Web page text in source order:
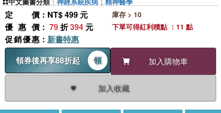
定價 ：NT$ 499 元
優惠價 ： 79折394 元
促銷優惠 ： 新書特惠
領券後再享88折起
領 加入購物車
加入收藏
庫存 > 10
下單可得紅利積點 ：11 點